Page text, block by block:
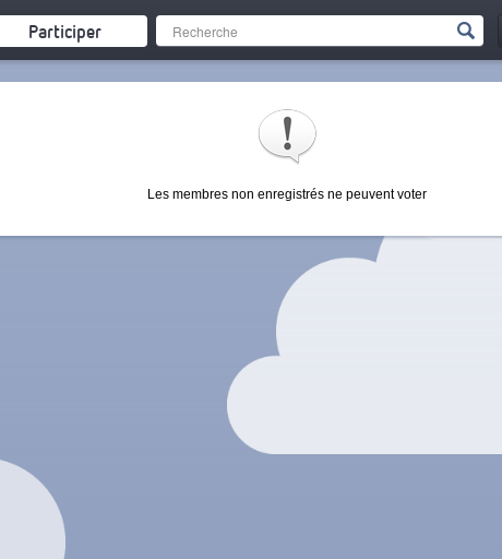
Participer
Les membres non enregistrés ne peuvent voter